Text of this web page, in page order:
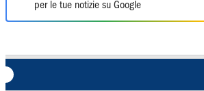
per le tue notizie su Google